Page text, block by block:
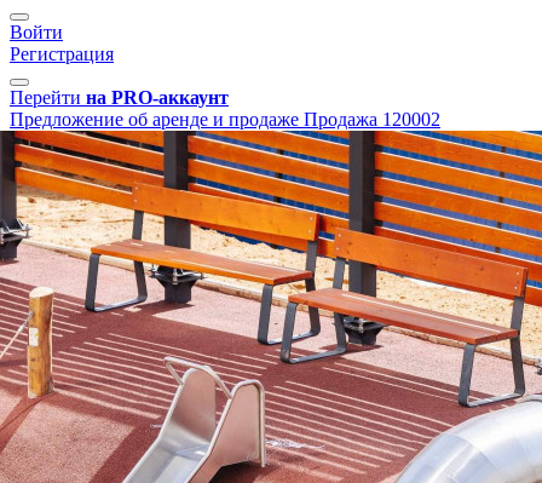
Войти
Регистрация
Перейти на PRO-аккаунт
Предложение об аренде и продаже Продажа 120002